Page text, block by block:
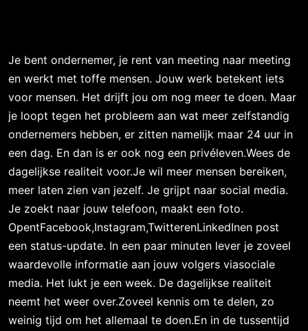
Je bent ondernemer, je rent van meeting naar meeting
en werkt met toffe mensen. Jouw werk betekent iets
voor mensen. Het drijft jou om nog meer te doen. Maar
je loopt tegen het probleem aan wat meer zelfstandig
ondernemers hebben, er zitten namelijk maar 24 uur in
een dag. En dan is er ook nog een privéleven.Wees de
dagelijkse realiteit voor.Je wil meer mensen bereiken,
meer laten zien van jezelf. Je grijpt naar social media.
Je zoekt naar jouw telefoon, maakt een foto.
OpentFacebook,Instagram,TwitterenLinkedInen post
een status-update. In een paar minuten lever je zoveel
waardevolle informatie aan jouw volgers viasociale
media. Het lukt je een week. De dagelijkse realiteit
neemt het weer over.Zoveel kennis om te delen, zo
weinig tijd om het allemaal te doen.En in de tussentijd